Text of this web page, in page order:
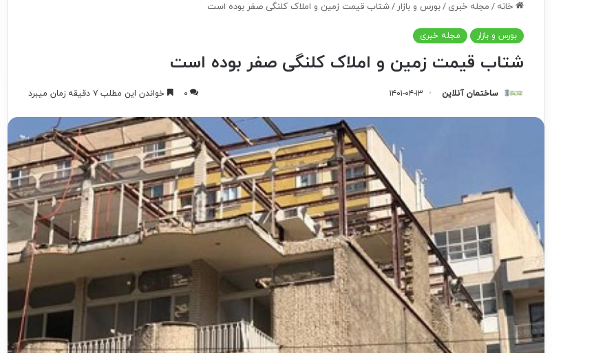
خانه / مجله خبری /بورس و بازار /شتاب قیمت زمین و املاک کلنگی صفر بوده است
بورس و بازار مجله خبری
شتاب قیمت زمین و املاک کلنگی صفر بوده است
ساختمان آنلاین ۱۴۰۱-۰۴-۱۳ ۰ خواندن این مطلب ۷ دقیقه زمان میبرد